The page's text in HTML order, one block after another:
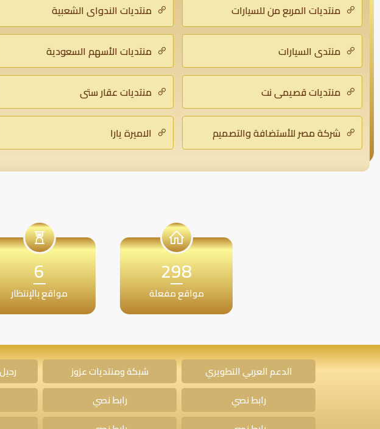
منتديات المربع من للسيارات منتديات الندواي الشعبية
منتدى السيارات منتديات الأسهم السعودية
منتديات قصيمي نت منتديات عقار ستي
شركة مصر للأستضافة والتصميم الاميرة يارا
298
مواقع مفعلة
6
مواقع بالإنتظار
الدعم العربي التطويري شبكة ومنتديات عزوز
رابط نصي
رابط نصي